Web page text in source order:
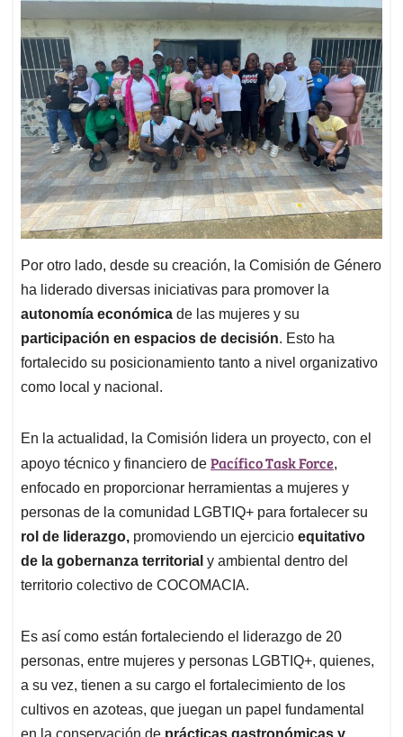
Por otro lado, desde su creación, la Comisión de Género
ha liderado diversas iniciativas para promover la
autonomía económica de las mujeres y su
participación en espacios de decisión. Esto ha
fortalecido su posicionamiento tanto a nivel organizativo
como local y nacional.
En la actualidad, la Comisión lidera un proyecto, con el
apoyo técnico y financiero de Pacífico Task Force,
enfocado en proporcionar herramientas a mujeres y
personas de la comunidad LGBTIQ+ para fortalecer su
rol de liderazgo, promoviendo un ejercicio equitativo
de la gobernanza territorial y ambiental dentro del
territorio colectivo de COCOMACIA.
Es así como están fortaleciendo el liderazgo de 20
personas, entre mujeres y personas LGBTIQ+, quienes,
a su vez, tienen a su cargo el fortalecimiento de los
cultivos en azoteas, que juegan un papel fundamental